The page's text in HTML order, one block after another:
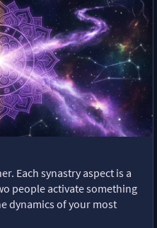
Each synastry aspect is a
people activate something
dynamics of your most